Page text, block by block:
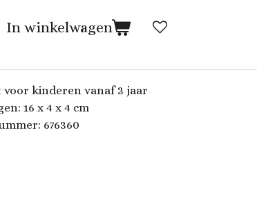
In winkelwagen
voor kinderen vanaf 3 jaar
16 x 4 x 4 cm
676360